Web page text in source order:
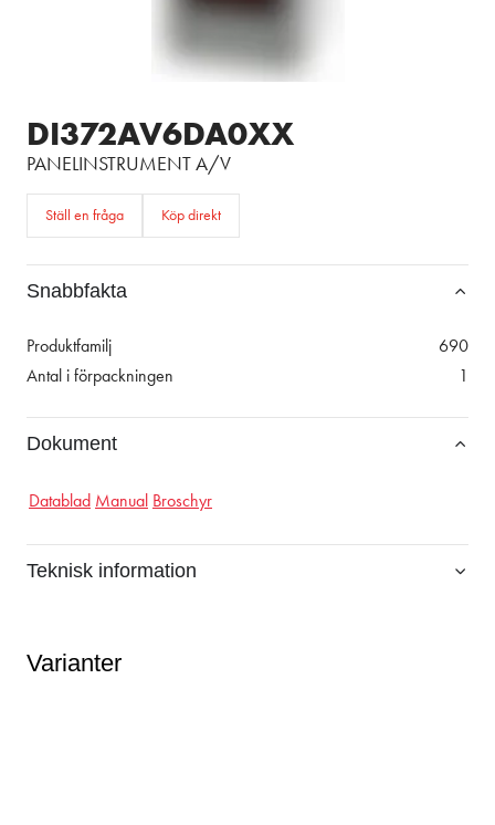
DI372AV6DA0XX
PANELINSTRUMENT A/V
Ställ en fråga Köp direkt
Snabbfakta
Produktfamilj
690
Antal i förpackningen
1
Dokument
Datablad Manual Broschyr
Teknisk information
Varianter